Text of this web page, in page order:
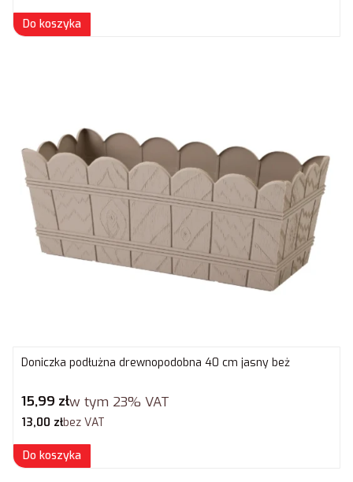
Do koszyka
Doniczka podłużna drewnopodobna 40 cm jasny beż
Cena brutto
15,99 złw tym 23% VAT
Cena netto
13,00 złbez VAT
Do koszyka